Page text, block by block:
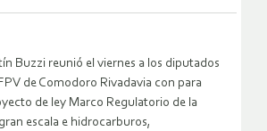
Buzzi reunió el viernes a los diputados
de Comodoro Rivadavia con para
de ley Marco Regulatorio de la
escala e hidrocarburos,